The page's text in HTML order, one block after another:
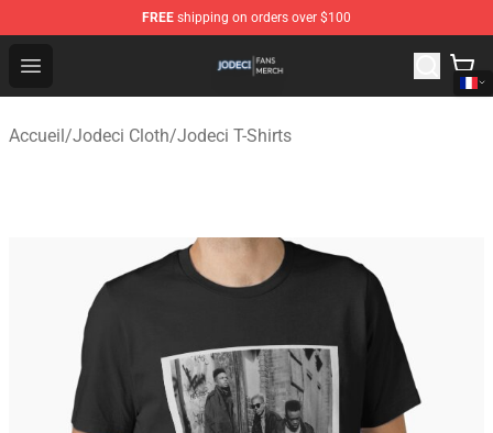
FREE shipping on orders over $100
Open menu
Jodeci Shop - Official Jodeci Merchandise Store
Accueil/Jodeci Cloth/Jodeci T-Shirts